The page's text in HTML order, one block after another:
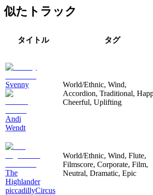
似たトラック
タイトル タグ
Svenny
Andi
Wendt
World/Ethnic, Wind,
Accordion, Traditional,
Cheerful, Uplifting
The
Highlander
piccadillyCircus
World/Ethnic, Wind, Flute,
Filmscore, Corporate, Film,
Neutral, Dramatic, Epic